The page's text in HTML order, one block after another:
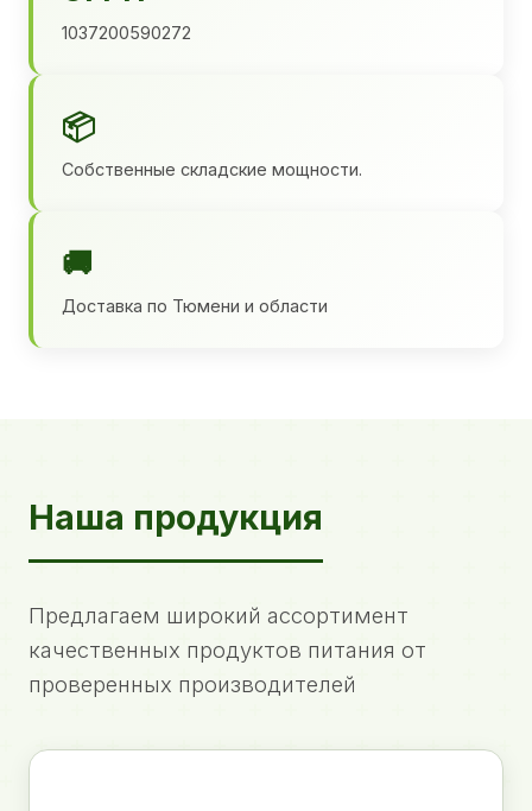
1037200590272
📦
Собственные складские мощности.
🚚
Доставка по Тюмени и области
Наша продукция
Предлагаем широкий ассортимент
качественных продуктов питания от
проверенных производителей